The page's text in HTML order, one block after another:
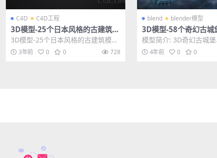
C4D C4D工程
3D模型-25个日本风格的古建筑模
型 格式支持C4D FBX OBJ MA
3D模型-25个日本风格的古建筑模型
格式支持C4D FBX OBJ MA 其他...
3年前 0 0 728
blend blender模型
3D模型-58个奇幻古城
灵之城建筑模型下载
模型简介: 3D奇幻古城堡
之城建筑模型是一组58
风格城堡楼房...
4年前 0 0